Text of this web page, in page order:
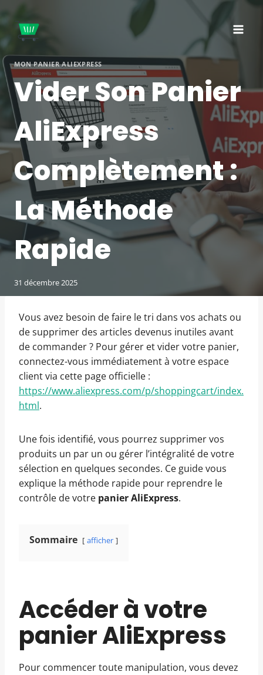
Aller
contenu
MON PANIER ALIEXPRESS
Vider Son Panier
AliExpress
Complètement :
La Méthode
Rapide
31 décembre 2025
Vous avez besoin de faire le tri dans vos achats ou
de supprimer des articles devenus inutiles avant
de commander ? Pour gérer et vider votre panier,
connectez-vous immédiatement à votre espace
client via cette page officielle :
https://www.aliexpress.com/p/shoppingcart/index.
html.
Une fois identifié, vous pourrez supprimer vos
produits un par un ou gérer l’intégralité de votre
sélection en quelques secondes. Ce guide vous
explique la méthode rapide pour reprendre le
contrôle de votre panier AliExpress.
Sommaire afficher
Accéder à votre
panier AliExpress
Pour commencer toute manipulation, vous devez